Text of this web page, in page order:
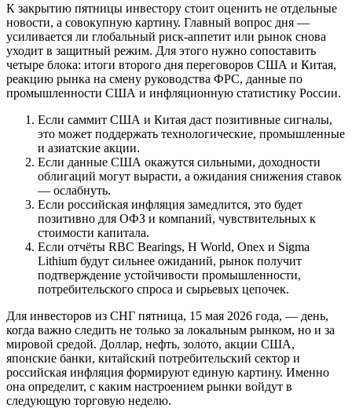
К закрытию пятницы инвестору стоит оценить не отдельные
новости, а совокупную картину. Главный вопрос дня —
усиливается ли глобальный риск-аппетит или рынок снова
уходит в защитный режим. Для этого нужно сопоставить
четыре блока: итоги второго дня переговоров США и Китая,
реакцию рынка на смену руководства ФРС, данные по
промышленности США и инфляционную статистику России.
Если саммит США и Китая даст позитивные сигналы,
это может поддержать технологические, промышленные
и азиатские акции.
Если данные США окажутся сильными, доходности
облигаций могут вырасти, а ожидания снижения ставок
— ослабнуть.
Если российская инфляция замедлится, это будет
позитивно для ОФЗ и компаний, чувствительных к
стоимости капитала.
Если отчёты RBC Bearings, H World, Onex и Sigma
Lithium будут сильнее ожиданий, рынок получит
подтверждение устойчивости промышленности,
потребительского спроса и сырьевых цепочек.
Для инвесторов из СНГ пятница, 15 мая 2026 года, — день,
когда важно следить не только за локальным рынком, но и за
мировой средой. Доллар, нефть, золото, акции США,
японские банки, китайский потребительский сектор и
российская инфляция формируют единую картину. Именно
она определит, с каким настроением рынки войдут в
следующую торговую неделю.